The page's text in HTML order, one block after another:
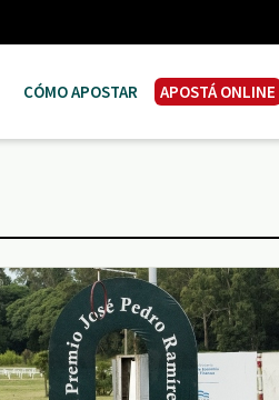
CÓMO APOSTAR APOSTÁ ONLINE